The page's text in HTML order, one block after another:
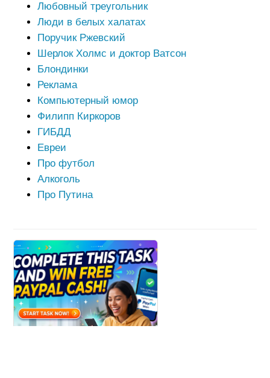
Любовный треугольник
Люди в белых халатах
Поручик Ржевский
Шерлок Холмс и доктор Ватсон
Блондинки
Реклама
Компьютерный юмор
Филипп Киркоров
ГИБДД
Евреи
Про футбол
Алкоголь
Про Путина